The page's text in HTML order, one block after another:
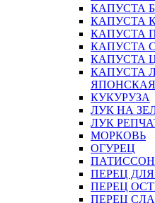
КАПУСТА
КАПУСТА
КАПУСТА
КАПУСТА
КАПУСТА
КАПУСТА
ЯПОНСКАЯ
КУКУРУЗА
ЛУК НА
ЛУК
МОРКОВЬ
ОГУРЕЦ
ПАТИССОН
ПЕРЕЦ
ПЕРЕЦ
ПЕРЕЦ